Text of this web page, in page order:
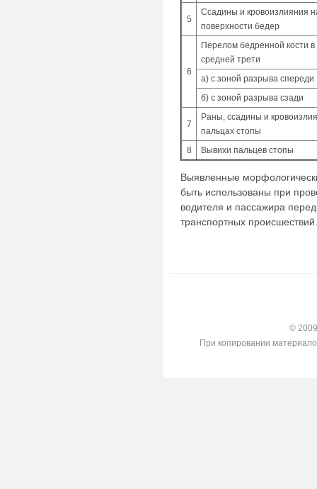
5
Ссадины и кровоизлияния
поверхности бедер
6
Перелом бедренной кости
средней трети
а) с зоной разрыва спереди
б) с зоной разрыва сзади
7
Раны, ссадины и
пальцах стопы
8
Вывихи пальцев стопы
Выявленные
быть использованы при
водителя и пассажира
транспортных происшествий.
©
При копировании